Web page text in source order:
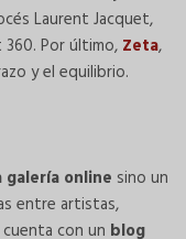
Laurent Jacquet,
Por último, Zeta,
y el equilibrio.
galería online sino un
entre artistas,
con un blog